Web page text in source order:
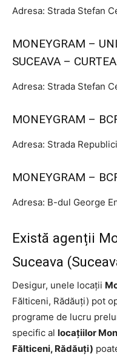
Adresa: Strada Stefan
MONEYGRAM –
SUCEAVA –
Adresa: Strada Stefan
MONEYGRAM –
Adresa: Strada
MONEYGRAM –
Adresa: B-dul George
Există agenții
Suceava
Desigur, unele locații
Fălticeni, Rădăuți) pot
programe de lucru
specific al locațiilor
Fălticeni, Rădăuți)